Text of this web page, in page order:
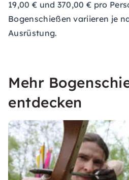
19,00 € und 370,00 € pro
Bogenschießen variieren je
Ausrüstung.
Mehr
entdecken